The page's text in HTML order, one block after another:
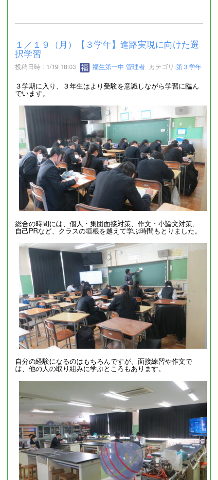
１／１９（月）【３学年】進路実現に向けた選
択学習
投稿日時 : 1/19 18:03 福生第一中 管理者 カテゴリ:第３学年
３学期に入り、３年生はより受験を意識しながら学習に臨ん
でいます。
総合の時間には、個人・集団面接対策、作文・小論文対策、
自己PRなど、クラスの垣根を越えて学ぶ時間もとりました。
自分の経験になるのはもちろんですが、面接練習や作文で
は、他の人の取り組みに学ぶところもあります。